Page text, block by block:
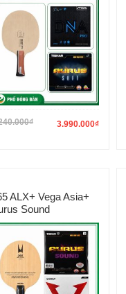
₫ 3.990.000₫
ALX+ Vega Asia+
Sound